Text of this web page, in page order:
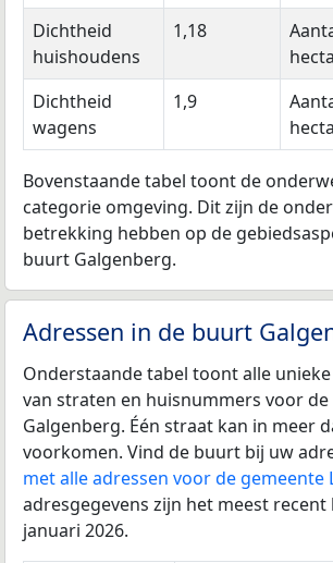
Dichtheid
huishoudens
1,18
Dichtheid
wagens
1,9
Bovenstaande tabel toont de
categorie omgeving. Dit zijn de
betrekking hebben op de
buurt Galgenberg.
Adressen in de buurt
Onderstaande tabel toont alle
van straten en huisnummers voor
Galgenberg. Één straat kan in meer
voorkomen. Vind de buurt bij uw
met alle adressen voor de gemeente
adresgegevens zijn het meest recent
januari 2026.